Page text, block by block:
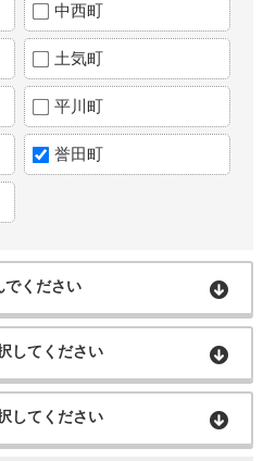
中西町
土気町
平川町
誉田町
でください
してください
してください